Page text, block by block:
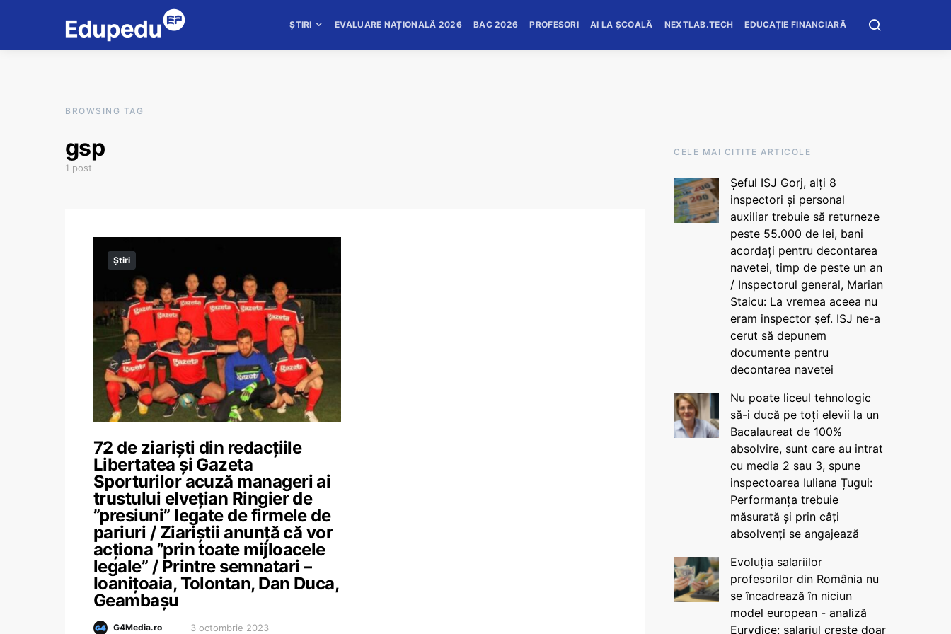
ȘTIRI EVALUARE NAȚIONALĂ 2026 BAC 2026 PROFESORI AI LA ȘCOALĂ NEXTLAB.TECH EDUCAȚIE FINANCIARĂ
BROWSING TAG
gsp
1 post
Știri
72 de ziariști din redacțiile
Libertatea și Gazeta
Sporturilor acuză manageri ai
trustului elvețian Ringier de
”presiuni” legate de firmele de
pariuri / Ziariștii anunță că vor
acționa ”prin toate mijloacele
legale” / Printre semnatari –
Ioanițoaia, Tolontan, Dan Duca,
Geambașu
G4Media.ro 3 octombrie 2023
CELE MAI CITITE ARTICOLE
Șeful ISJ Gorj, alți 8
inspectori și personal
auxiliar trebuie să returneze
peste 55.000 de lei, bani
acordați pentru decontarea
navetei, timp de peste un an
/ Inspectorul general, Marian
Staicu: La vremea aceea nu
eram inspector șef. ISJ ne-a
cerut să depunem
documente pentru
decontarea navetei
Nu poate liceul tehnologic
să-i ducă pe toți elevii la un
Bacalaureat de 100%
absolvire, sunt care au intrat
cu media 2 sau 3, spune
inspectoarea Iuliana Țugui:
Performanța trebuie
măsurată și prin câți
absolvenți se angajează
Evoluția salariilor
profesorilor din România nu
se încadrează în niciun
model european - analiză
Eurydice: salariul crește doar